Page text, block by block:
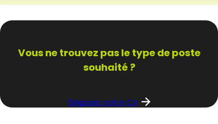
Vous ne trouvez pasle type de poste
souhaité ?
Déposez votre CV